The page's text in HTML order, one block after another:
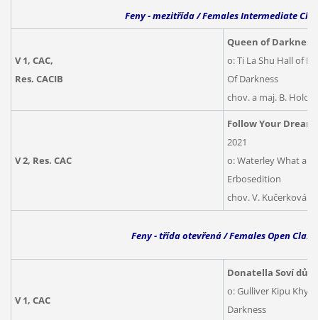
Feny - mezitřída / Females Intermediate
V 1, CAC,
Res. CACIB
Queen of Darkness
o: Ti La Shu Hall of
Of Darkness
chov. a maj. B.
V 2, Res. CAC
Follow Your
2021
o: Waterley What a
Erbosedition
chov. V. Kučerková
Feny - třída otevřená / Females Open Class
V 1, CAC
Donatella Soví dům
o: Gulliver Kipu
Darkness